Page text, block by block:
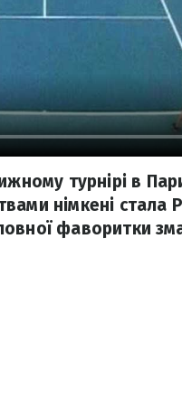
турнірі в
німкені стала
фаворитки